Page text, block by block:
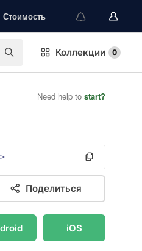
Стоимость
Коллекции 0
Need help to start?
Поделиться
iOS